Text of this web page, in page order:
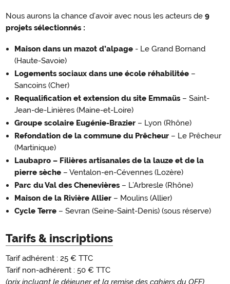
Nous aurons la chance d’avoir avec nous les acteurs de 9
projets sélectionnés :
Maison dans un mazot d’alpage- Le Grand Bornand
(Haute-Savoie)
Logements sociaux dans une école réhabilitée–
Sancoins (Cher)
Requalification et extension du site Emmaüs– Saint-
Jean-de-Linières (Maine-et-Loire)
Groupe scolaire Eugénie-Brazier– Lyon (Rhône)
Refondation de la commune du Prêcheur– Le Prêcheur
(Martinique)
Laubapro – Filières artisanales de la lauze et de la
pierre sèche– Ventalon-en-Cévennes (Lozère)
Parc du Val des Chenevières– L’Arbresle (Rhône)
Maison de la Rivière Allier– Moulins (Allier)
Cycle Terre– Sevran (Seine-Saint-Denis) (sous réserve)
Tarifs & inscriptions
Tarif adhérent : 25 € TTC
Tarif non-adhérent : 50 € TTC
(prix incluant le déjeuner et la remise des cahiers du OFF)